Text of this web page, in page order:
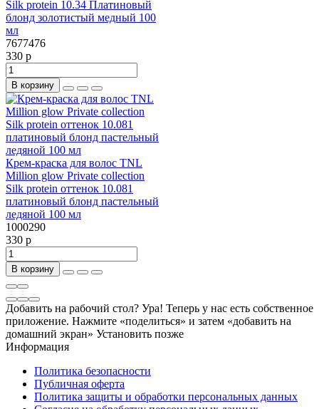
Silk protein 10.34 Платиновый
блонд золотистый медный 100
мл
7677476
330 р
В корзину
Крем-краска для волос TNL
Million glow Private collection
Silk protein оттенок 10.081
платиновый блонд пастельный
ледяной 100 мл
1000290
330 р
В корзину
Добавить на рабочий стол? Ура! Теперь у нас есть собственное
приложение. Нажмите «поделиться» и затем «добавить на
домашний экран» Установить позже
Информация
Политика безопасности
Публичная оферта
Политика защиты и обработки персональных данных